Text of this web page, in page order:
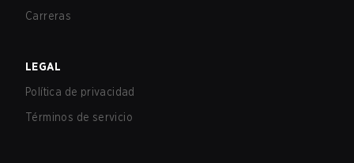
Carreras
LEGAL
Política de privacidad
Términos de servicio